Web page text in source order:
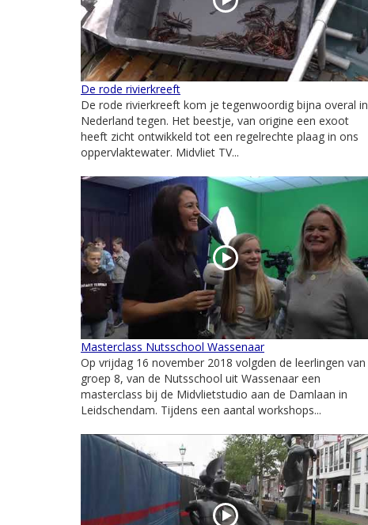
De rode rivierkreeft
De rode rivierkreeft kom je tegenwoordig bijna overal in
Nederland tegen. Het beestje, van origine een exoot
heeft zicht ontwikkeld tot een regelrechte plaag in ons
oppervlaktewater. Midvliet TV...
Masterclass Nutsschool Wassenaar
Op vrijdag 16 november 2018 volgden de leerlingen van
groep 8, van de Nutsschool uit Wassenaar een
masterclass bij de Midvlietstudio aan de Damlaan in
Leidschendam. Tijdens een aantal workshops...